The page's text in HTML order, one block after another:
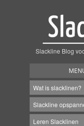
Slackline Blog
Wat is slacklinen?
Slackline
Leren Slacklinen